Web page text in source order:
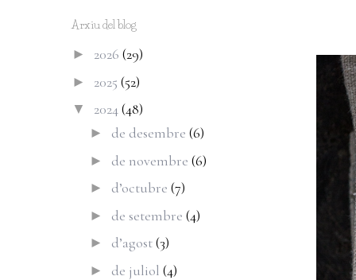
Arxiu del blog
► 2026 (29)
► 2025 (52)
▼ 2024(48)
► de desembre (6)
► de novembre (6)
► d’octubre (7)
► de setembre (4)
► d’agost(3)
► de juliol (4)